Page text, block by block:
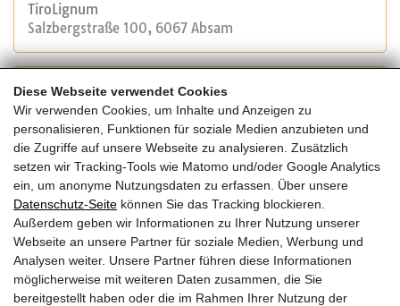
Diese Webseite verwendet Cookies
Wir verwenden Cookies, um Inhalte und Anzeigen zu
personalisieren, Funktionen für soziale Medien anzubieten und
die Zugriffe auf unsere Webseite zu analysieren. Zusätzlich
setzen wir Tracking-Tools wie Matomo und/oder Google Analytics
ein, um anonyme Nutzungsdaten zu erfassen. Über unsere
Datenschutz-Seite können Sie das Tracking blockieren.
Außerdem geben wir Informationen zu Ihrer Nutzung unserer
Webseite an unsere Partner für soziale Medien, Werbung und
Analysen weiter. Unsere Partner führen diese Informationen
möglicherweise mit weiteren Daten zusammen, die Sie
bereitgestellt haben oder die im Rahmen Ihrer Nutzung der
TiroLignum
Salzbergstraße 100, 6067 Absam
Veranstalter:
TiroLignum
Tel.: 0512 564727
E-Mail:info@tirolignum.at
Website
Kosten:
400 € pro Person für 8 UE (50 % Rabatt für Mitglieder
der Landesinnung Holzbau)